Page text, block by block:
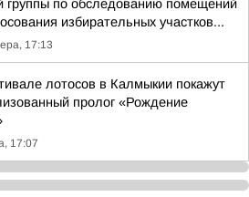
группы по обследованию помещений
избирательных участков...
17:13
лотосов в Калмыкии покажут
пролог «Рождение
17:07